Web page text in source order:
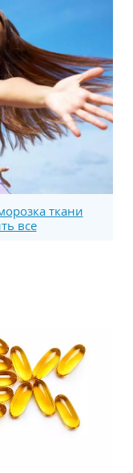
ткани
все